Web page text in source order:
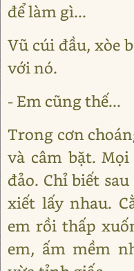
để làm gì...
Vũ cúi đầu, xòe
với nó.
- Em cũng thế...
Trong cơn
và câm bặt.
đảo. Chỉ biết
xiết lấy nhau.
em rồi thấp
em, ấm mềm